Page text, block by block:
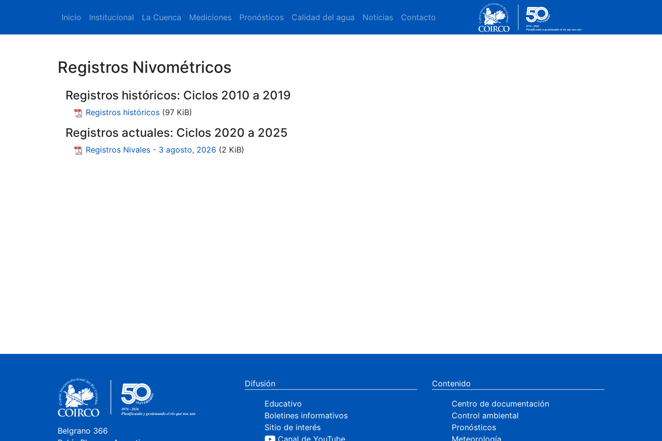
Inicio Institucional La Cuenca Mediciones Pronósticos Calidad del agua Noticias Contacto
Registros Nivométricos
Registros históricos: Ciclos 2010 a 2019
Registros históricos (97 KiB)
Registros actuales: Ciclos 2020 a 2025
Registros Nivales - 3 agosto, 2026 (2 KiB)
Belgrano 366
Difusión
Educativo
Boletines informativos
Sitio de interés
Canal de YouTube
Contenido
Centro de documentación
Control ambiental
Pronósticos
Meteorología